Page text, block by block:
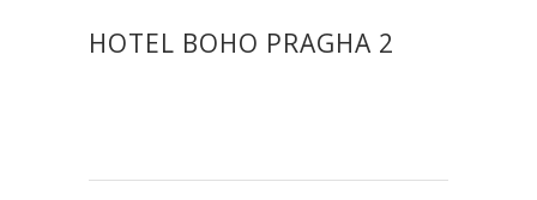
HOTEL BOHO PRAGHA 2